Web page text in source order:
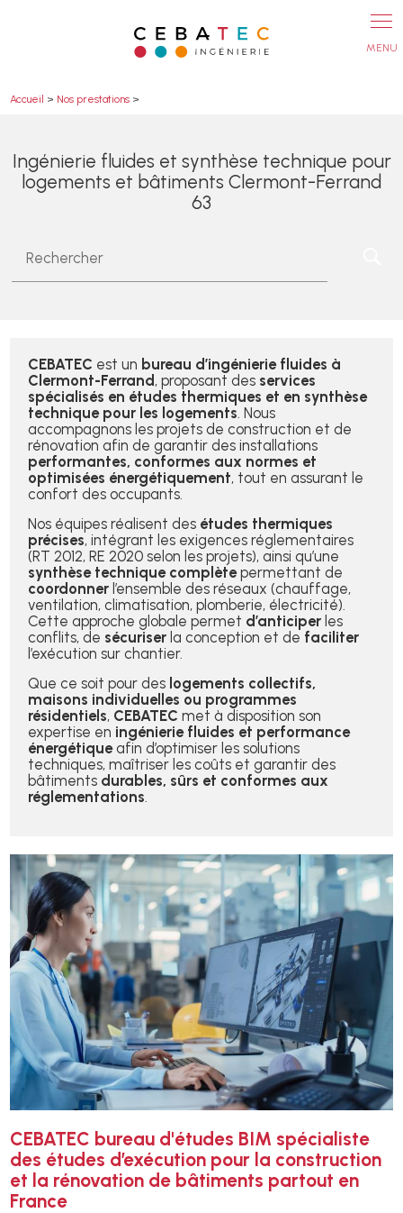
Accueil > Nos prestations >
Ingénierie fluides et synthèse technique pour
logements et bâtiments Clermont-Ferrand
63
Rechercher
CEBATEC est un bureau d’ingénierie fluides à
Clermont-Ferrand , proposant des services
spécialisés en études thermiques et en synthèse
technique pour les logements. Nous
accompagnons les projets de construction et de
rénovation afin de garantir des installations
performantes, conformes aux normes et
optimisées énergétiquement, tout en assurant le
confort des occupants.
Nos équipes réalisent des études thermiques
précises, intégrant les exigences réglementaires
(RT 2012, RE 2020 selon les projets), ainsi qu’une
synthèse technique complètepermettant de
coordonner l’ensemble des réseaux (chauffage,
ventilation, climatisation, plomberie, électricité).
Cette approche globale permet d’anticiper les
conflits, de sécuriser la conception et de faciliter
l’exécution sur chantier.
Que ce soit pour des logements collectifs,
maisons individuelles ou programmes
résidentiels, CEBATECmet à disposition son
expertise en ingénierie fluides et performance
énergétiqueafin d’optimiser les solutions
techniques, maîtriser les coûts et garantir des
bâtiments durables, sûrs et conformes aux
réglementations.
CEBATEC bureau d'études BIM spécialiste
des études d’exécution pour la construction
et la rénovation de bâtiments partout en
France